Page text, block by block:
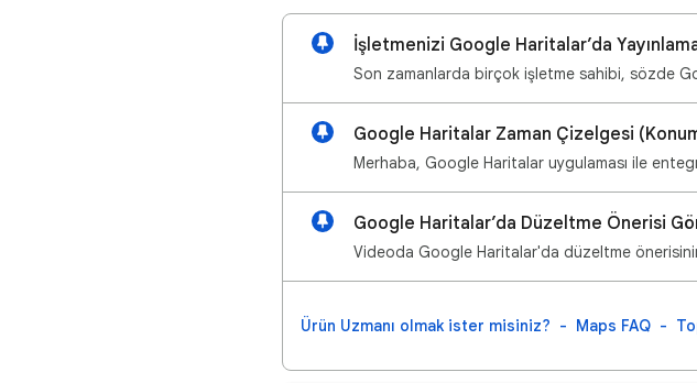
İşletmenizi Google Haritalar’da
Son zamanlarda birçok işletme sahibi, sözde
Google Haritalar Zaman Çizelgesi
Merhaba, Google Haritalar uygulaması ile
Google Haritalar’da Düzeltme Önerisi
Videoda Google Haritalar'da düzeltme
Ürün Uzmanı olmak ister misiniz? Maps FAQ